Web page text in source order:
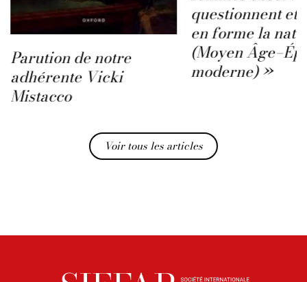
Parution de notre
adhérente Vicki
Mistacco
questionnent et
en forme la
(Moyen
moderne) »
Voir tous les articles